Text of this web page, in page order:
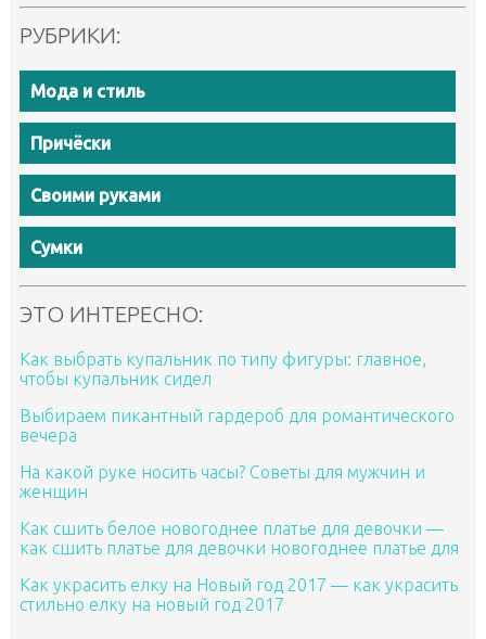
РУБРИКИ:
Мода и стиль
Причёски
Своими руками
Сумки
ЭТО ИНТЕРЕСНО:
Как выбрать купальник по типу фигуры: главное,
чтобы купальник сидел
Выбираем пикантный гардероб для романтического
вечера
На какой руке носить часы? Советы для мужчин и
женщин
Как сшить белое новогоднее платье для девочки —
как сшить платье для девочки новогоднее платье для
Как украсить елку на Новый год 2017 — как украсить
стильно елку на новый год 2017